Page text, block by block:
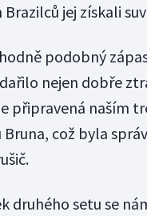
Brazilců jej získali
podobný
nejen dobře
připravená naším
Bruna, což byla
druhého setu se